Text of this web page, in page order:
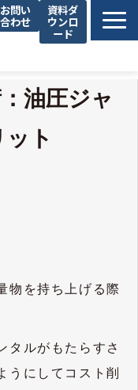
お問い
合わせ
資料ダ
ウンロ
ード
油圧ジャ
ト
物を持ち上げる際
タルがもたらすさ
うにしてコスト削